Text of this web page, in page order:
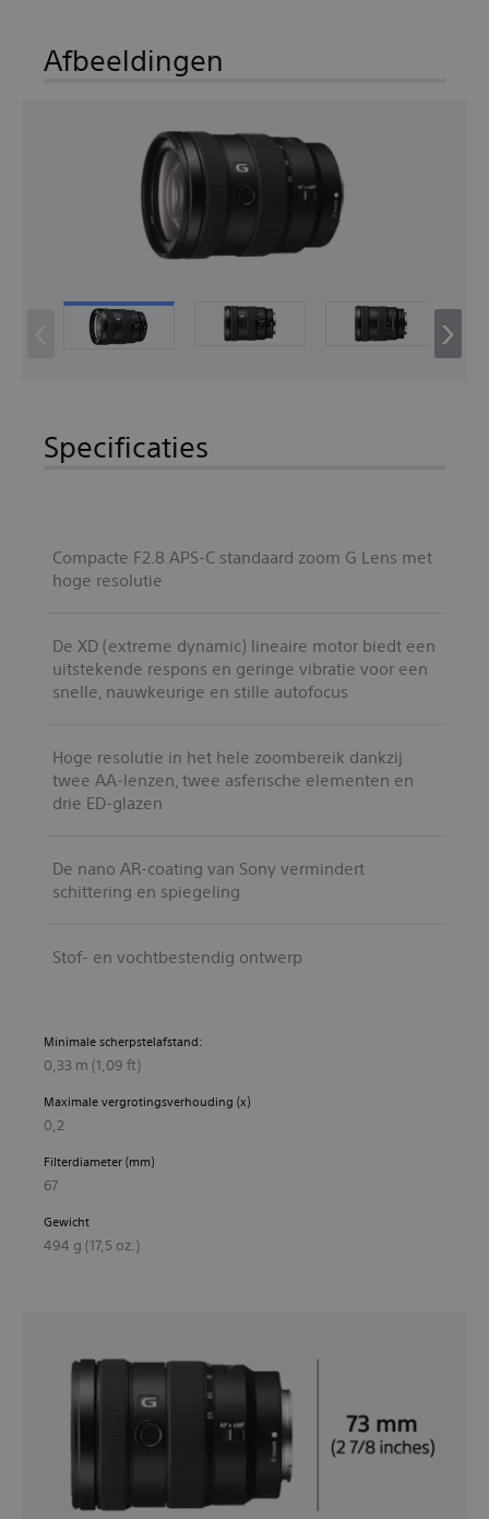
Afbeeldingen
›
Specificaties
Compacte F2.8 APS-C standaard zoom G Lens met
hoge resolutie
De XD (extreme dynamic) lineaire motor biedt een
uitstekende respons en geringe vibratie voor een
snelle, nauwkeurige en stille autofocus
Hoge resolutie in het hele zoombereik dankzij
twee AA-lenzen, twee asferische elementen en
drie ED-glazen
De nano AR-coating van Sony vermindert
schittering en spiegeling
Stof- en vochtbestendig ontwerp
Minimale scherpstelafstand:
0,33 m (1,09 ft)
Maximale vergrotingsverhouding (x)
0,2
Filterdiameter (mm)
67
Gewicht
494 g (17,5 oz.)